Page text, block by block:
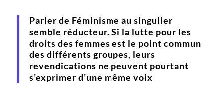
Parler de Féminisme au singulier
semble réducteur. Si la lutte pour les
droits des femmes est le point commun
des différents groupes, leurs
revendications ne peuvent pourtant
s’exprimer d’une même voix